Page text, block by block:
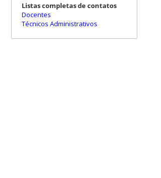
Listas completas de contatos
Docentes
Técnicos Administrativos